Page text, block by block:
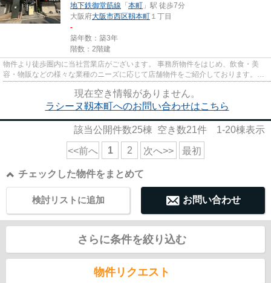
地下鉄御堂筋線 「本町 」駅 徒歩7分
大阪府大阪市西区靱本町 １丁目
-
築年数：築3年
階数：2階建
物件より徒歩圏内に当社営業店がございます。 事務所物件をはじめ、飲食・美
容・物販などの様々な業種のニーズに応じて店舗物件をご紹介しております。
尚、弊社ではおとり広告は一切...
現在空き情報がありません。
ラシーヌ靱本町へのお問い合わせはこちら
該当公開件数25棟 空き数21件 1-20棟表示
<<前へ 1 2 次へ>> 最初
チェックした物件をまとめて
お問い合わせ
検討リストに追加
さらに条件を絞り込む
物件リクエスト